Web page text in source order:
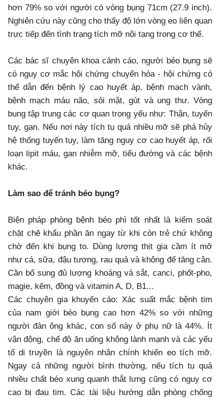
hơn 79% so với người có vòng bụng 71cm (27.9 inch).
Nghiên cứu này cũng cho thấy độ lớn vòng eo liên quan
trực tiếp đến tình trạng tích mỡ nội tạng trong cơ thể.
Các bác sĩ chuyên khoa cảnh cáo, người béo bụng sẽ
có nguy cơ mắc hội chứng chuyển hóa - hội chứng có
thể dẫn đến bệnh lý cao huyết áp, bệnh mạch vành,
bệnh mạch máu não, sỏi mật, gút và ung thư. Vòng
bụng tập trung các cơ quan trọng yếu như: Thận, tuyến
tụy, gan. Nếu nơi này tích tụ quá nhiều mỡ sẽ phá hủy
hệ thống tuyến tụy, làm tăng nguy cơ cao huyết áp, rối
loạn lipit máu, gan nhiễm mỡ, tiểu đường và các bệnh
khác.
Làm sao để tránh béo bụng?
Biện pháp phòng bệnh béo phì tốt nhất là kiểm soát
chặt chẽ khẩu phần ăn ngay từ khi còn trẻ chứ không
chờ đến khi bụng to. Dùng lượng thịt gia cầm ít mỡ
như cá, sữa, đậu tương, rau quả và không để tăng cân.
Cần bổ sung đủ lượng khoáng và sắt, canci, phốt-pho,
magie, kẽm, đồng và vitamin A, D, B1...
Các chuyên gia khuyến cáo: Xác suất mắc bệnh tim
của nam giới béo bụng cao hơn 42% so với những
người đàn ông khác, con số này ở phụ nữ là 44%. Ít
vận động, chế độ ăn uống không lành mạnh và các yếu
tố di truyền là nguyên nhân chính khiến eo tích mỡ.
Ngay cả những người bình thường, nếu tích tụ quá
nhiều chất béo xung quanh thắt lưng cũng có nguy cơ
cao bị đau tim. Các tài liệu hướng dẫn phòng chống